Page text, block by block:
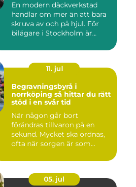
En modern däckverkstad
handlar om mer än att bara
skruva av och på hjul. För
bilägare i Stockholm är...
11. jul
Begravningsbyrå i
norrköping så hittar du rätt
stöd i en svår tid
När någon går bort
förändras tillvaron på en
sekund. Mycket ska ordnas,
ofta när sorgen är som
05. jul